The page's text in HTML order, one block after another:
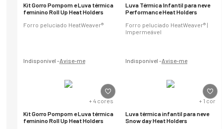
Kit Gorro Pompom e Luva térmica
feminino Roll Up Heat Holders
Forro peluciado HeatWeaver®
Indisponível -Avise-me
Luva Térmica Infantil para neve
Performance Heat Holders
Forro peluciado HeatWeaver® |
Impermeável
Indisponível -Avise-me
+ 4 cores
Kit Gorro Pompom e Luva térmica
feminino Roll Up Heat Holders
+ 1 cor
Luva térmica infantil para neve
Snow day Heat Holders